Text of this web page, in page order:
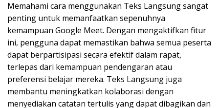
Memahami cara menggunakan Teks Langsung sangat
penting untuk memanfaatkan sepenuhnya
kemampuan Google Meet. Dengan mengaktifkan fitur
ini, pengguna dapat memastikan bahwa semua peserta
dapat berpartisipasi secara efektif dalam rapat,
terlepas dari kemampuan pendengaran atau
preferensi belajar mereka. Teks Langsung juga
membantu meningkatkan kolaborasi dengan
menyediakan catatan tertulis yang dapat dibagikan dan